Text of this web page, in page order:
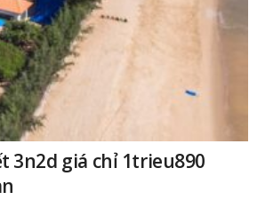
3n2d giá chỉ 1trieu890